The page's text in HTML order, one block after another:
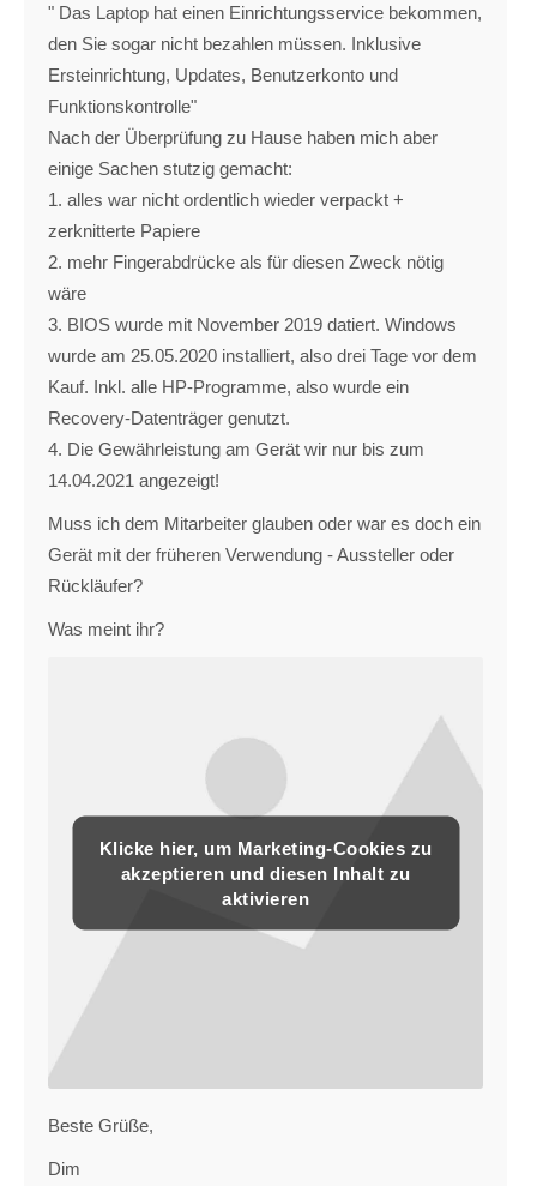
" Das Laptop hat einen Einrichtungsservice bekommen,
den Sie sogar nicht bezahlen müssen. Inklusive
Ersteinrichtung, Updates, Benutzerkonto und
Funktionskontrolle"
Nach der Überprüfung zu Hause haben mich aber
einige Sachen stutzig gemacht:
1. alles war nicht ordentlich wieder verpackt +
zerknitterte Papiere
2. mehr Fingerabdrücke als für diesen Zweck nötig
wäre
3. BIOS wurde mit November 2019 datiert. Windows
wurde am 25.05.2020 installiert, also drei Tage vor dem
Kauf. Inkl. alle HP-Programme, also wurde ein
Recovery-Datenträger genutzt.
4. Die Gewährleistung am Gerät wir nur bis zum
14.04.2021 angezeigt!
Muss ich dem Mitarbeiter glauben oder war es doch ein
Gerät mit der früheren Verwendung - Aussteller oder
Rückläufer?
Was meint ihr?
Klicke hier, um Marketing-Cookies zu
akzeptieren und diesen Inhalt zu
aktivieren
Beste Grüße,
Dim